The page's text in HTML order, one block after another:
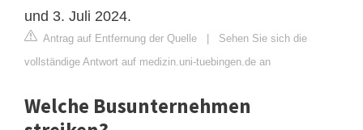
und 3. Juli 2024.
Antrag auf Entfernung der Quelle
Sehen Sie sich die
vollständige Antwort auf medizin.uni-tuebingen.de an
Welche Busunternehmen